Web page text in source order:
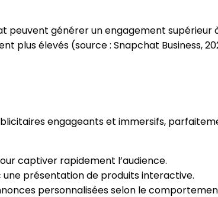
générer un engagement supérieur
plus élevés (source : Snapchat Business,
engageants et immersifs,
captiver rapidement l’audience.
présentation de produits interactive.
personnalisées selon le